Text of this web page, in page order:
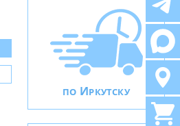
ПО ИРКУТСКУ